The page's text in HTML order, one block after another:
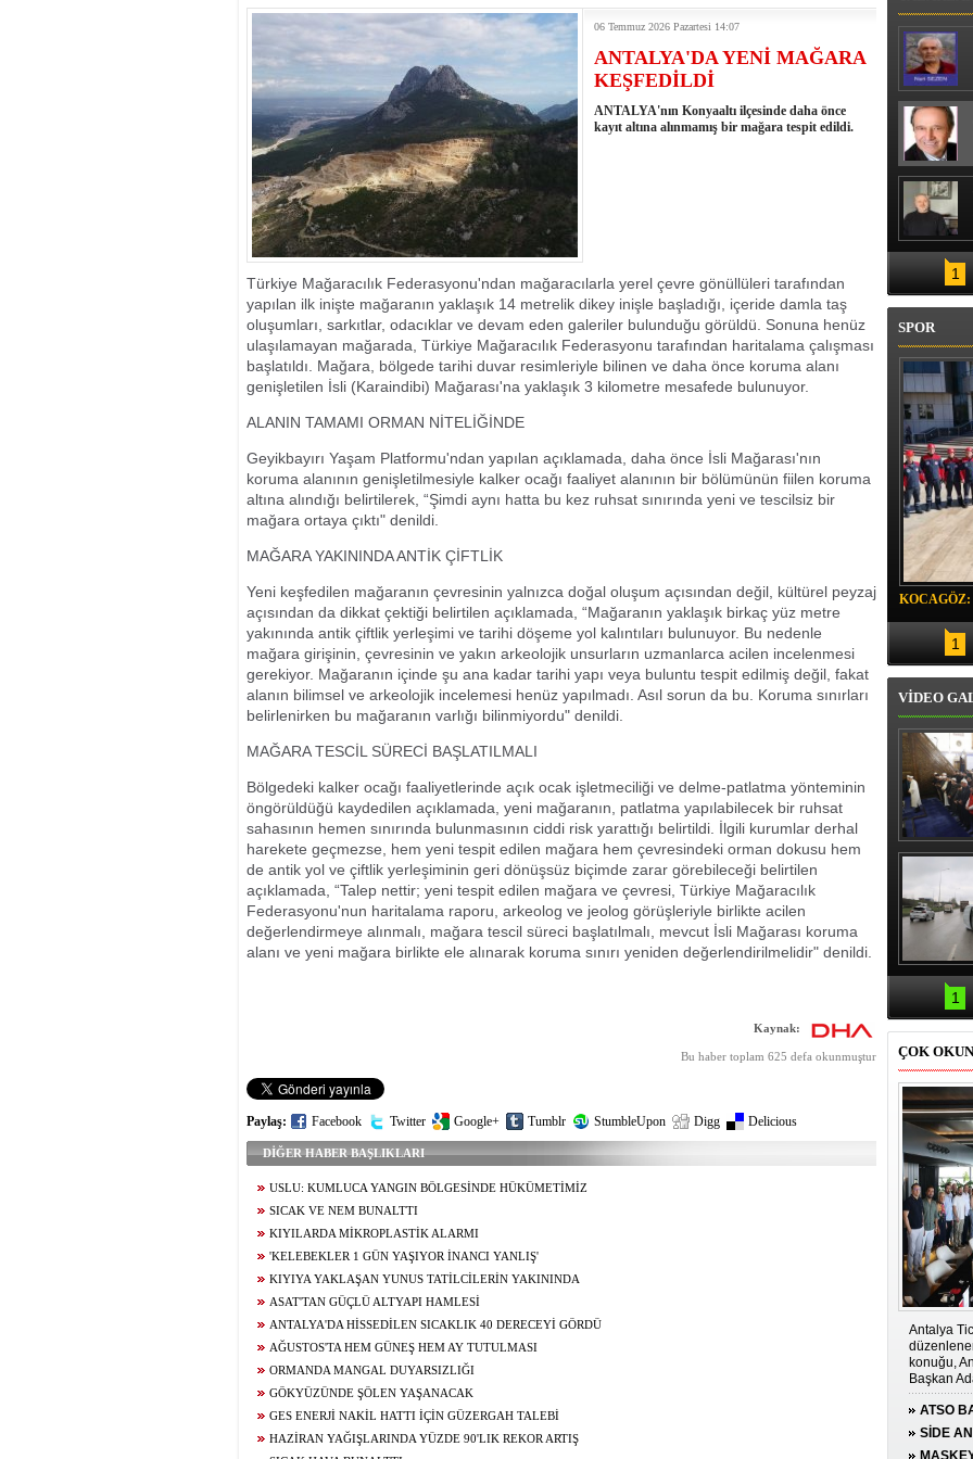
ALTINDA KALARAK CAN VERDİĞİ KAZA KAMERADA
ÇALAN HIRSIZ JANDARMA EKİPLERİNDEN
KAÇAMADI
06 Temmuz 2026 Pazartesi 14:07
ANTALYA'DA YENİ MAĞARA
KEŞFEDİLDİ
ANTALYA'nın Konyaaltı ilçesinde daha önce
kayıt altına alınmamış bir mağara tespit edildi.
Türkiye Mağaracılık Federasyonu'ndan mağaracılarla yerel çevre gönüllüleri tarafından
yapılan ilk inişte mağaranın yaklaşık 14 metrelik dikey inişle başladığı, içeride damla taş
oluşumları, sarkıtlar, odacıklar ve devam eden galeriler bulunduğu görüldü. Sonuna henüz
ulaşılamayan mağarada, Türkiye Mağaracılık Federasyonu tarafından haritalama çalışması
başlatıldı. Mağara, bölgede tarihi duvar resimleriyle bilinen ve daha önce koruma alanı
genişletilen İsli (Karaindibi) Mağarası'na yaklaşık 3 kilometre mesafede bulunuyor.
ALANIN TAMAMI ORMAN NİTELİĞİNDE
Geyikbayırı Yaşam Platformu'ndan yapılan açıklamada, daha önce İsli Mağarası'nın
koruma alanının genişletilmesiyle kalker ocağı faaliyet alanının bir bölümünün fiilen koruma
altına alındığı belirtilerek, “Şimdi aynı hatta bu kez ruhsat sınırında yeni ve tescilsiz bir
mağara ortaya çıktı" denildi.
MAĞARA YAKININDA ANTİK ÇİFTLİK
Yeni keşfedilen mağaranın çevresinin yalnızca doğal oluşum açısından değil, kültürel peyzaj
açısından da dikkat çektiği belirtilen açıklamada, “Mağaranın yaklaşık birkaç yüz metre
yakınında antik çiftlik yerleşimi ve tarihi döşeme yol kalıntıları bulunuyor. Bu nedenle
mağara girişinin, çevresinin ve yakın arkeolojik unsurların uzmanlarca acilen incelenmesi
gerekiyor. Mağaranın içinde şu ana kadar tarihi yapı veya buluntu tespit edilmiş değil, fakat
alanın bilimsel ve arkeolojik incelemesi henüz yapılmadı. Asıl sorun da bu. Koruma sınırları
belirlenirken bu mağaranın varlığı bilinmiyordu" denildi.
MAĞARA TESCİL SÜRECİ BAŞLATILMALI
Bölgedeki kalker ocağı faaliyetlerinde açık ocak işletmeciliği ve delme-patlatma yönteminin
öngörüldüğü kaydedilen açıklamada, yeni mağaranın, patlatma yapılabilecek bir ruhsat
sahasının hemen sınırında bulunmasının ciddi risk yarattığı belirtildi. İlgili kurumlar derhal
harekete geçmezse, hem yeni tespit edilen mağara hem çevresindeki orman dokusu hem
de antik yol ve çiftlik yerleşiminin geri dönüşsüz biçimde zarar görebileceği belirtilen
açıklamada, “Talep nettir; yeni tespit edilen mağara ve çevresi, Türkiye Mağaracılık
Federasyonu'nun haritalama raporu, arkeolog ve jeolog görüşleriyle birlikte acilen
değerlendirmeye alınmalı, mağara tescil süreci başlatılmalı, mevcut İsli Mağarası koruma
alanı ve yeni mağara birlikte ele alınarak koruma sınırı yeniden değerlendirilmelidir" denildi.
Kaynak:
Bu haber toplam 625 defa okunmuştur
Paylaş: Facebook Twitter Google+ Tumblr StumbleUpon Digg Delicious
DİĞER HABER BAŞLIKLARI
USLU: KUMLUCA YANGIN BÖLGESİNDE HÜKÜMETİMİZ
VATANDAŞIMIZIN YANINDA
SICAK VE NEM BUNALTTI
KIYILARDA MİKROPLASTİK ALARMI
'KELEBEKLER 1 GÜN YAŞIYOR İNANCI YANLIŞ'
KIYIYA YAKLAŞAN YUNUS TATİLCİLERİN YAKININDA
YÜZDÜASAT'TAN GÜÇLÜ ALTYAPI HAMLESİ
ANTALYA'DA HİSSEDİLEN SICAKLIK 40 DERECEYİ GÖRDÜ
AĞUSTOS'TA HEM GÜNEŞ HEM AY TUTULMASI
ORMANDA MANGAL DUYARSIZLIĞI
GÖKYÜZÜNDE ŞÖLEN YAŞANACAK
GES ENERJİ NAKİL HATTI İÇİN GÜZERGAH TALEBİ
HAZİRAN YAĞIŞLARINDA YÜZDE 90'LIK REKOR ARTIŞ
1
SPOR
1
VİDEO
Erbaş,
Veli
teravih
1
ÇOK
Antalya
konuğu,
Başkan
ATSO
SİDE